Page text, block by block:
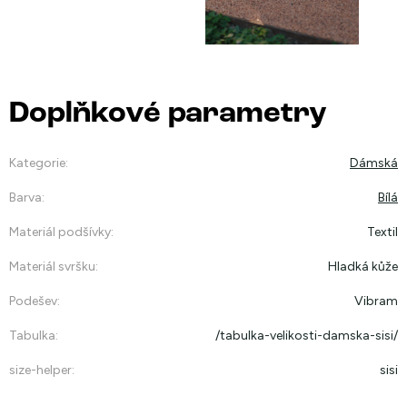
Doplňkové parametry
Kategorie: Dámská
Barva: Bílá
Materiál podšívky: Textil
Materiál svršku: Hladká kůže
Podešev: Vibram
Tabulka: /tabulka-velikosti-damska-sisi/
size-helper: sisi